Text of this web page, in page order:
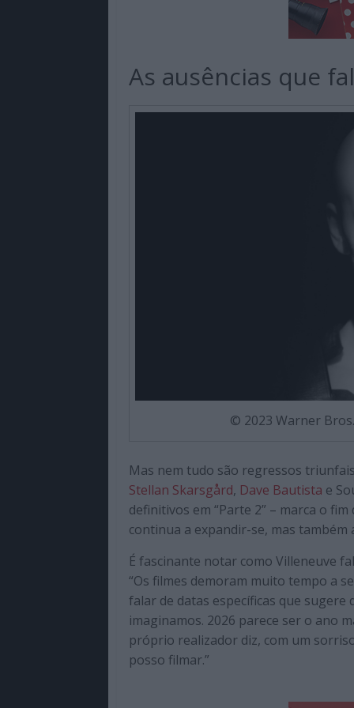
As ausências que
© 2023 Warner
Mas nem tudo são regressos
Stellan Skarsgård, Dave Bautista e
definitivos em “Parte 2” – marca o
continua a expandir-se, mas
É fascinante notar como Villeneuve
“Os filmes demoram muito tempo a
falar de datas específicas que
imaginamos. 2026 parece ser o ano
próprio realizador diz, com um
posso filmar.”